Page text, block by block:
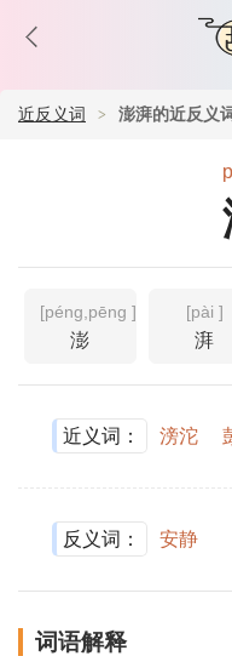
近反义词 澎湃的近反义
[péng,pēng ]
澎
[pài ]
湃
近义词： 滂沱
反义词： 安静
词语解释